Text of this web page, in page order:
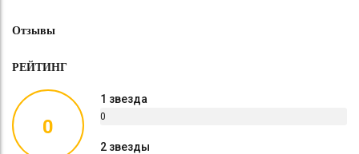
Отзывы
РЕЙТИНГ
0
1 звезда
0
2 звезды